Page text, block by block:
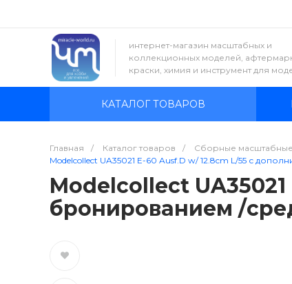
интернет-магазин масштабных и
коллекционных моделей,
краски, химия и инструмент для
КАТАЛОГ ТОВАРОВ
Главная / Каталог товаров / Сборные
Modelcollect UA35021 E-60 Ausf.D w/ 12.8cm L/55 с
Modelcollect
бронированием /